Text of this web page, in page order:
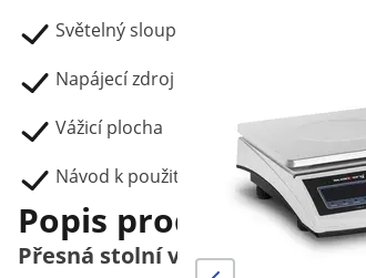
Světelný sloup
Napájecí zdroj
Vážicí plocha
Návod k použití
Popis produktu
Přesná stolní váha s